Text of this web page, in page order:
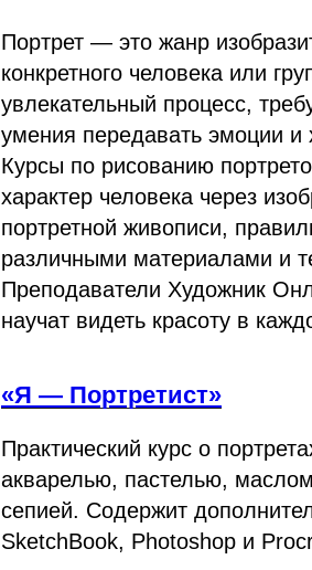
Портрет — это жанр
конкретного человека или
увлекательный процесс,
умения передавать эмоции и
Курсы по рисованию
характер человека через
портретной живописи,
различными материалами и
Преподаватели Художник
научат видеть красоту в
«Я — Портретист»
Практический курс о
акварелью, пастелью,
сепией. Содержит
SketchBook, Photoshop и